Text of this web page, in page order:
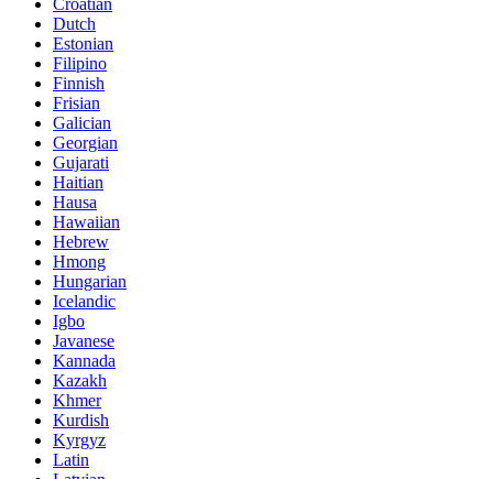
Dutch
Estonian
Filipino
Finnish
Frisian
Galician
Georgian
Gujarati
Haitian
Hausa
Hawaiian
Hebrew
Hmong
Hungarian
Icelandic
Igbo
Javanese
Kannada
Kazakh
Khmer
Kurdish
Kyrgyz
Latin